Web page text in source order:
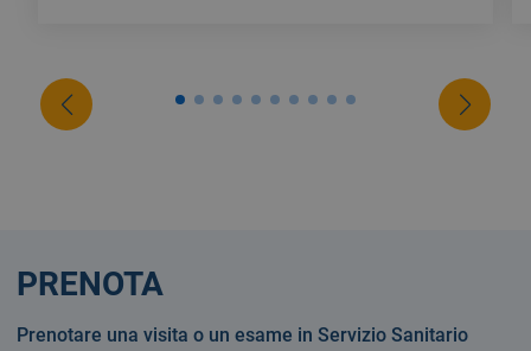
PRENOTA
Prenotare una visita o un esame in Servizio Sanitario